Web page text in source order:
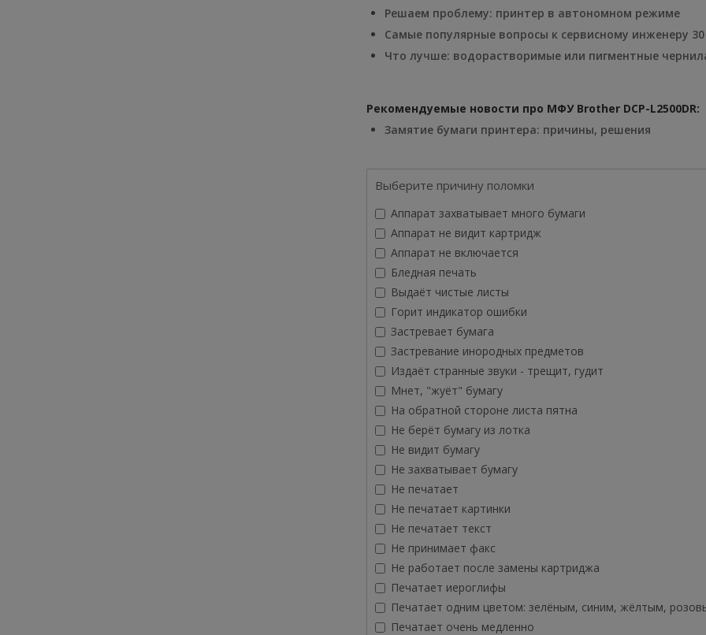
Решаем проблему: принтер в автономном режиме
Самые популярные вопросы к сервисному инженеру
Что лучше: водорастворимые или пигментные
Рекомендуемые новости про МФУ Brother DCP-L2500DR:
Замятие бумаги принтера: причины, решения
Выберите причину поломки
Аппарат захватывает много бумаги
Аппарат не видит картридж
Аппарат не включается
Бледная печать
Выдаёт чистые листы
Горит индикатор ошибки
Застревает бумага
Застревание инородных предметов
Издаёт странные звуки - трещит, гудит
Мнет, "жуёт" бумагу
На обратной стороне листа пятна
Не берёт бумагу из лотка
Не видит бумагу
Не захватывает бумагу
Не печатает
Не печатает картинки
Не печатает текст
Не принимает факс
Не работает после замены картриджа
Печатает иероглифы
Печатает одним цветом: зелёным, синим, жёлтым,
Печатает очень медленно